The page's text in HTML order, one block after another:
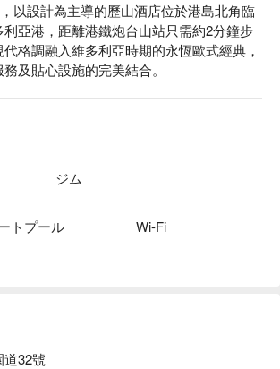
以設計為主導的歷山酒店位於港島北角臨
亞港，距離港鐵炮台山站只需約2分鐘步
格調融入維多利亞時期的永恆歐式經典，
及貼心設施的完美結合。
ジム
トプール Wi-Fi
32號